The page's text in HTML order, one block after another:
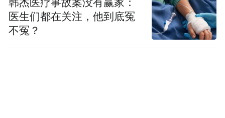
韩杰医疗事故案没有赢家：
医生们都在关注，他到底冤
不冤？